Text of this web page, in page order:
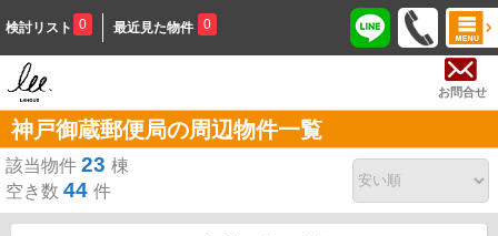
検討リスト 0 最近見た物件 0
お問合せ
神戸御蔵郵便局の周辺物件一覧
該当物件 23 棟
空き数 44 件